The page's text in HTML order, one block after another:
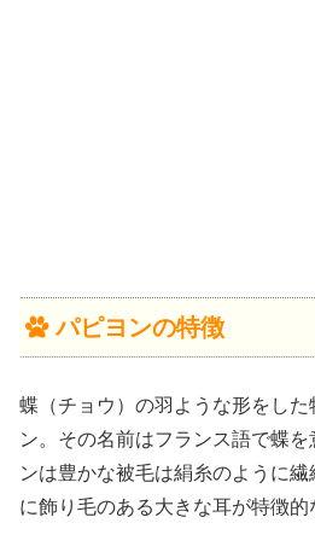
パピヨンの特徴
蝶（チョウ）の羽ような形をした
ン。その名前はフランス語で蝶
ンは豊かな被毛は絹糸のように
に飾り毛のある大きな耳が特徴的